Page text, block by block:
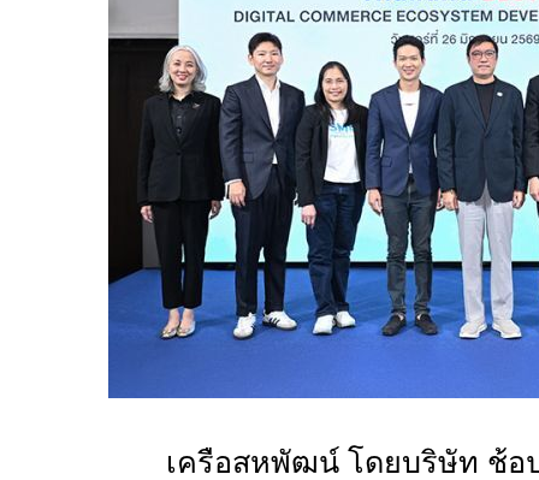
เครือสหพัฒน์ โดยบริษัท ช้อ